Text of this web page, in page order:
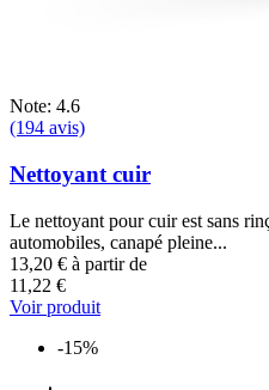
Note: 4.6
(194 avis)
Nettoyant cuir
Le nettoyant pour cuir est sans
automobiles, canapé pleine...
13,20 € à partir de
11,22 €
Voir produit
-15%